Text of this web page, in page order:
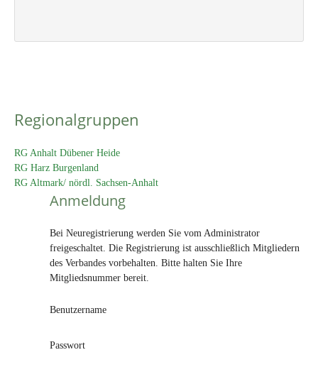
Regionalgruppen
RG Anhalt Dübener Heide
RG Harz Burgenland
RG Altmark/ nördl. Sachsen-Anhalt
Anmeldung
Bei Neuregistrierung werden Sie vom Administrator
freigeschaltet. Die Registrierung ist ausschließlich Mitgliedern
des Verbandes vorbehalten. Bitte halten Sie Ihre
Mitgliedsnummer bereit.
Benutzername
Passwort